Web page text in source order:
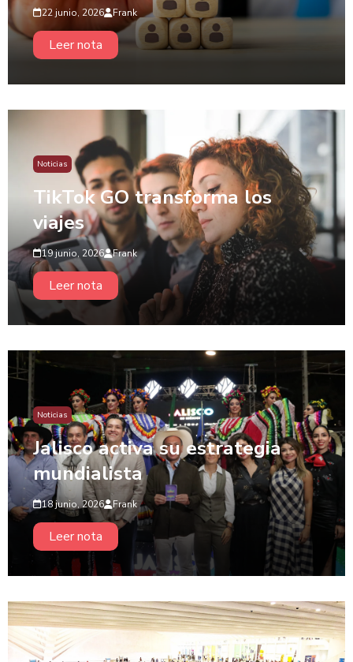
22 junio, 2026 Frank
Leer nota
Noticias
TikTok GO transforma los
viajes
19 junio, 2026 Frank
Leer nota
Noticias
Jalisco activa su estrategia
mundialista
18 junio, 2026 Frank
Leer nota